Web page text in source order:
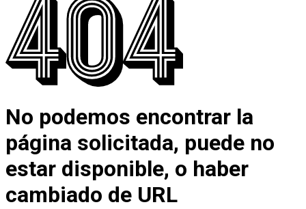
No podemos encontrar la
página solicitada, puede no
estar disponible, o haber
cambiado de URL